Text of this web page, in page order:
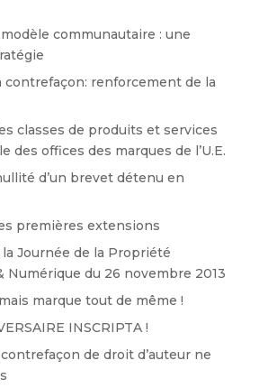
communautaire : une
contrefaçon: renforcement de la
classes de produits et services
des offices des marques de l’U.E.
d’un brevet détenu en
premières extensions
Journée de la Propriété
Numérique du 26 novembre 2013
marque tout de même !
INSCRIPTA !
de droit d’auteur ne